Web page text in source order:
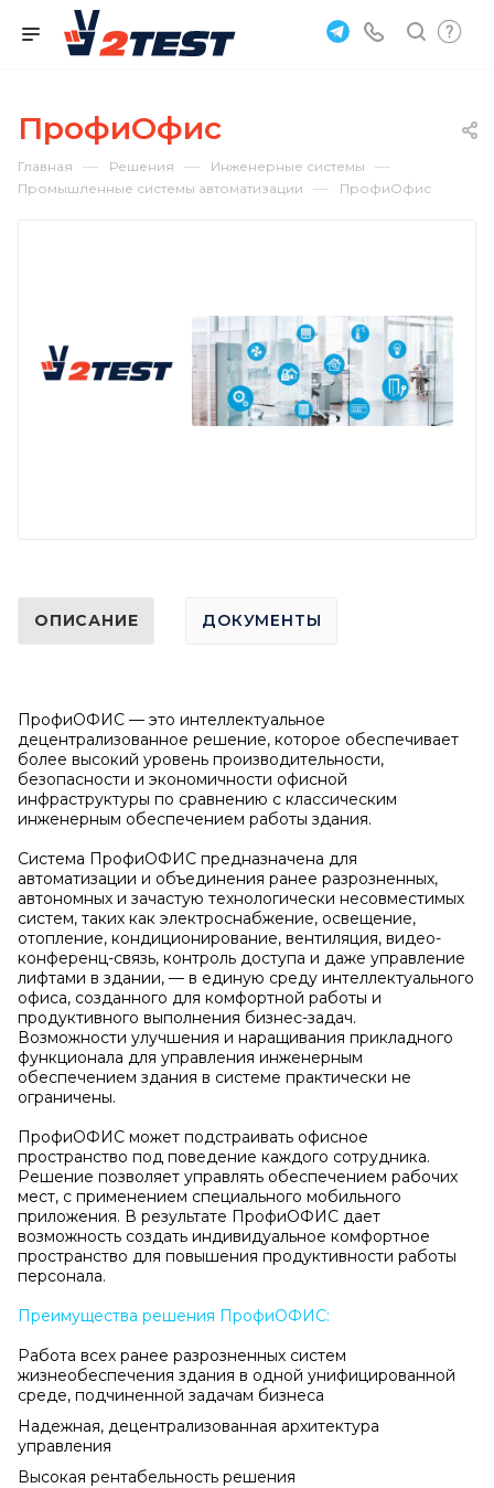
ПрофиОфис
Главная — Решения — Инженерные системы —
Промышленные системы автоматизации — ПрофиОфис
ОПИСАНИЕ ДОКУМЕНТЫ
ПрофиОФИС — это интеллектуальное
децентрализованное решение, которое обеспечивает
более высокий уровень производительности,
безопасности и экономичности офисной
инфраструктуры по сравнению с классическим
инженерным обеспечением работы здания.
Система ПрофиОФИС предназначена для
автоматизации и объединения ранее разрозненных,
автономных и зачастую технологически несовместимых
систем, таких как электроснабжение, освещение,
отопление, кондиционирование, вентиляция, видео-
конференц-связь, контроль доступа и даже управление
лифтами в здании, — в единую среду интеллектуального
офиса, созданного для комфортной работы и
продуктивного выполнения бизнес-задач.
Возможности улучшения и наращивания прикладного
функционала для управления инженерным
обеспечением здания в системе практически не
ограничены.
ПрофиОФИС может подстраивать офисное
пространство под поведение каждого сотрудника.
Решение позволяет управлять обеспечением рабочих
мест, с применением специального мобильного
приложения. В результате ПрофиОФИС дает
возможность создать индивидуальное комфортное
пространство для повышения продуктивности работы
персонала.
Преимущества решения ПрофиОФИС:
Работа всех ранее разрозненных систем
жизнеобеспечения здания в одной унифицированной
среде, подчиненной задачам бизнеса
Надежная, децентрализованная архитектура
управления
Высокая рентабельность решения